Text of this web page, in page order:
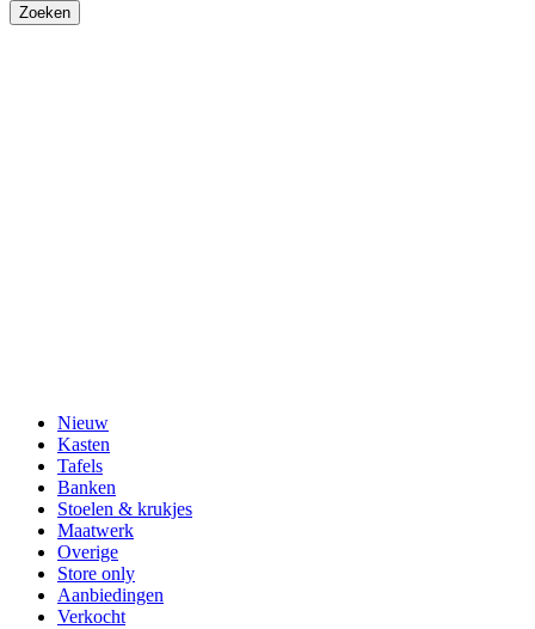
Nieuw
Kasten
Tafels
Banken
Stoelen & krukjes
Maatwerk
Overige
Store only
Aanbiedingen
Verkocht